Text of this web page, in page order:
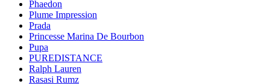
Phaedon
Plume Impression
Prada
Princesse Marina De Bourbon
Pupa
PUREDISTANCE
Ralph Lauren
Rasasi Rumz